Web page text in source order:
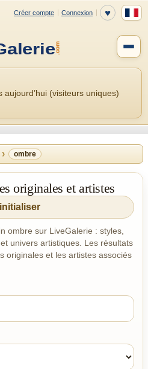
aujourd’hui (visiteurs uniques)
ombre
originales et artistes
ombre sur LiveGalerie : styles,
univers artistiques. Les résultats
originales et les artistes associés